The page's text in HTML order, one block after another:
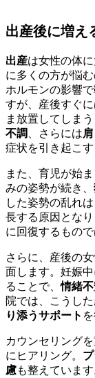
出産後に増え
出産は女性の体
に多くの方が悩む
ホルモンの影響
すが、産後すぐ
ま放置してしまう
不調
、さらには
症状を引き起こす
また、育児が始
みの姿勢が続き、
した姿勢の乱れ
長する原因とな
に回復するもので
さらに、産後の
面します。妊娠
ることで、情緒
院では、こうし
り添うサポート
カウンセリング
にヒアリング。
慮も整えています